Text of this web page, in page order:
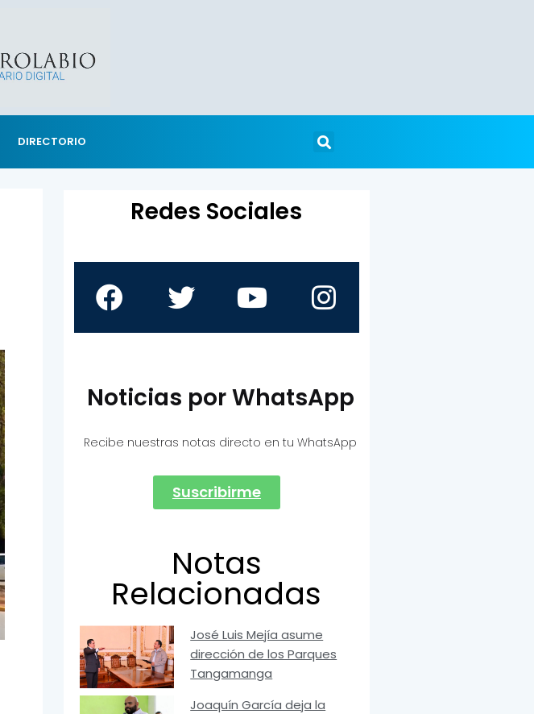
DIRECTORIO
Redes Sociales
Noticias por WhatsApp
Recibe nuestras notas directo en tu WhatsApp
Suscribirme
Notas
Relacionadas
José Luis Mejía asume
dirección de los Parques
Tangamanga
Joaquín García deja la